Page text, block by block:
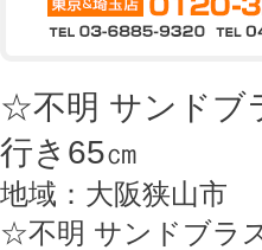
☆不明 サンドブ
行き65㎝
地域：大阪狭山市
☆不明 サンドブラ